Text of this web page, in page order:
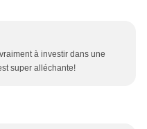
à investir dans une
super alléchante!